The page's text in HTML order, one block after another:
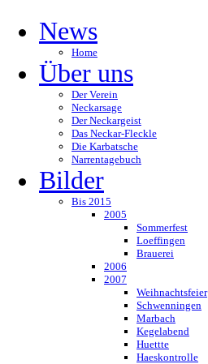
News
Home
Über uns
Der Verein
Neckarsage
Der Neckargeist
Das Neckar-Fleckle
Die Karbatsche
Narrentagebuch
Bilder
Bis 2015
2005
Sommerfest
Loeffingen
Brauerei
2006
2007
Weihnachtsfeier
Schwenningen
Marbach
Kegelabend
Huettte
Haeskontrolle